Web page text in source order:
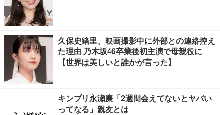
久保史緒里、映画撮影中に外部との連絡控え
た理由 乃木坂46卒業後初主演で母親役に
【世界は美しいと誰かが言った】
キンプリ永瀬廉「2週間会えてないとヤバい
ってなる」親友とは